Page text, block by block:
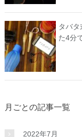
タバ
た4分
月ごとの記事一覧
2022年7月